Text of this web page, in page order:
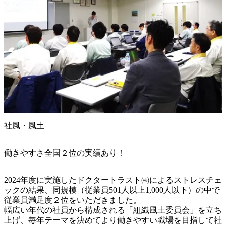
社風・風土
働きやすさ全国２位の実績あり！
2024年度に実施したドクタートラスト㈱によるストレスチェ
ックの結果、同規模（従業員501人以上1,000人以下）の中で
従業員満足度２位をいただきました。
幅広い年代の社員から構成される「組織風土委員会」を立ち
上げ、毎年テーマを決めてより働きやすい職場を目指して社